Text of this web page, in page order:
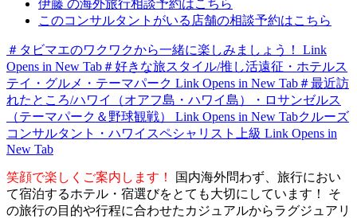
伊藤 の海外旅行相談予約はこちら
このコンサルタントがいる店舗の相談予約はこちら
＃タビマエのワクワクから一緒に楽しみましょう！
Link
Opens in New Tab＃好きな旅スタイル/推し活遠征・ホテルス
テイ・グルメ・テーマパーク Link Opens in New Tab＃最近訪
れたところ/ハワイ（オアフ島・ハワイ島）・ロサンゼルス
（テーマパーク＆野球観戦）
Link Opens in New Tabクルーズ
コンサルタント・ハワイスペシャリスト上級 Link Opens in
New Tab
笑顔で楽しくご案内します！
国内海外問わず、旅行におい
て宿泊するホテル・宿選びをとても大切にしています！ そ
の旅行の目的や行程に合わせたカジュアルからラグジュアリ